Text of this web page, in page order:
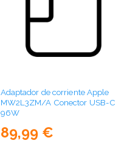
Adaptador de corriente Apple
MW2L3ZM/A Conector USB-C
96W
89,99 €